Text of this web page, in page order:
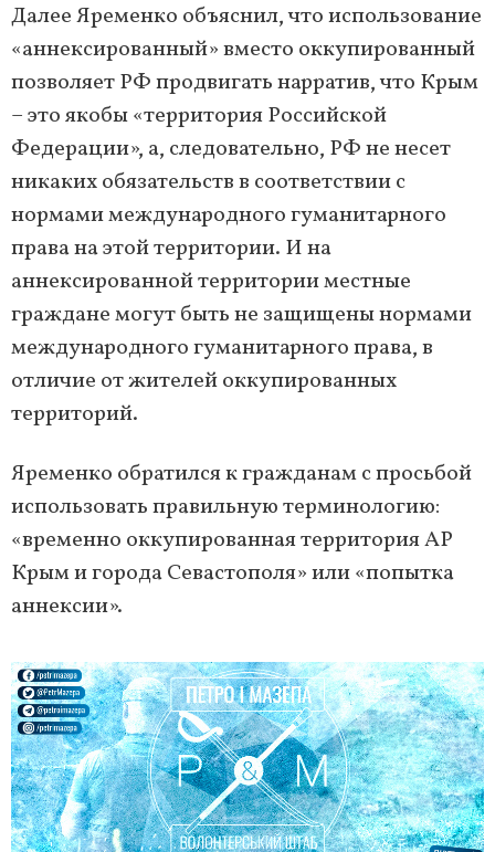
Далее Яременко объяснил, что использование
«аннексированный» вместо оккупированный
позволяет РФ продвигать нарратив, что Крым
– это якобы «территория Российской
Федерации», а, следовательно, РФ не несет
никаких обязательств в соответствии с
нормами международного гуманитарного
права на этой территории. И на
аннексированной территории местные
граждане могут быть не защищены нормами
международного гуманитарного права, в
отличие от жителей оккупированных
территорий.
Яременко обратился к гражданам с просьбой
использовать правильную терминологию:
«временно оккупированная территория АР
Крым и города Севастополя» или «попытка
аннексии».